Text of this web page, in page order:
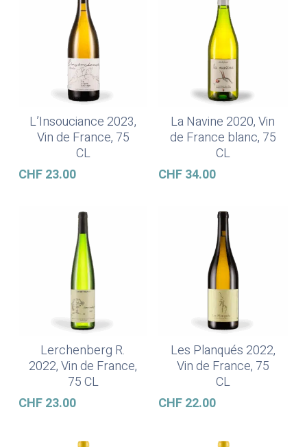
In Den Warenkorb
L’Insouciance 2023,
Vin de France, 75
CL
CHF23.00
Weiterlesen
La Navine 2020, Vin
de France blanc, 75
CL
CHF34.00
Weiterlesen
Lerchenberg R.
2022, Vin de France,
75 CL
CHF23.00
In Den Warenkorb
Les Planqués 2022,
Vin de France, 75
CL
CHF22.00